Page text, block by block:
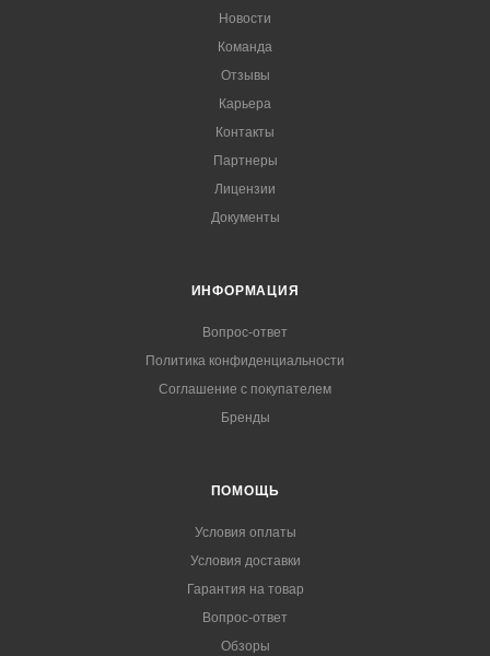
Новости
Команда
Отзывы
Карьера
Контакты
Партнеры
Лицензии
Документы
ИНФОРМАЦИЯ
Вопрос-ответ
Политика конфиденциальности
Соглашение с покупателем
Бренды
ПОМОЩЬ
Условия оплаты
Условия доставки
Гарантия на товар
Вопрос-ответ
Обзоры